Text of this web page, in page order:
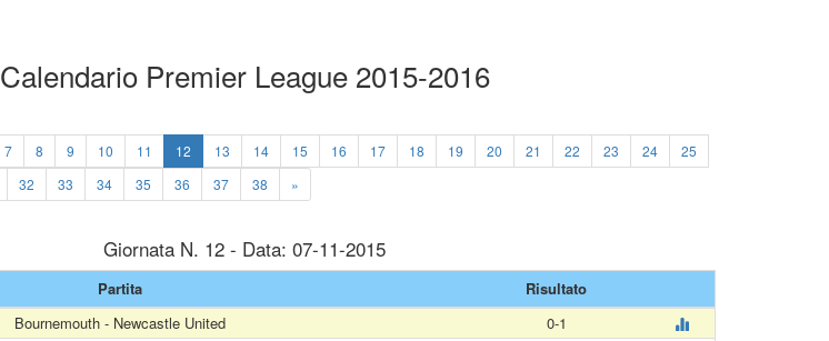
Calendario Premier League 2015-2016
7 8 9 10 11 12 13 14 15 16 17 18 19 20 21 22 23 24
25
32 33 34 35 36 37 38 »
Giornata N. 12 - Data: 07-11-2015
Partita
Risultato
Bournemouth - Newcastle United
0-1